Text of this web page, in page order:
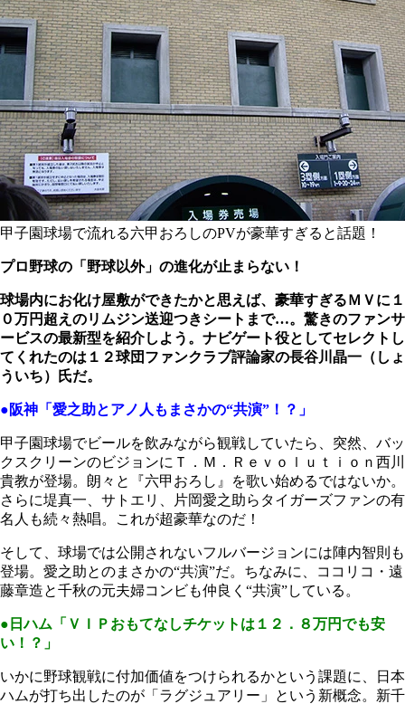
甲子園球場で流れる六甲おろしのPVが豪華すぎると話題！
プロ野球の「野球以外」の進化が止まらない！
球場内にお化け屋敷ができたかと思えば、豪華すぎるＭＶに１
０万円超えのリムジン送迎つきシートまで…。驚きのファンサ
ービスの最新型を紹介しよう。 ナビゲート役としてセレクトし
てくれたのは１２球団ファンクラブ評論家の長谷川晶一（しょ
ういち）氏だ。
●阪神「愛之助とアノ人もまさかの“共演”！？」
甲子園球場でビールを飲みながら観戦していたら、突然、バッ
クスクリーンのビジョンにＴ．Ｍ．Ｒｅｖｏｌｕｔｉｏｎ西川
貴教が登場。朗々と『六甲おろし』を歌い始めるではないか。
さらに堤真一、サトエリ、片岡愛之助らタイガーズファンの有
名人も続々熱唱。これが超豪華なのだ！
そして、球場では公開されないフルバージョンには陣内智則も
登場。愛之助とのまさかの“共演”だ。ちなみに、ココリコ・遠
藤章造と千秋の元夫婦コンビも仲良く“共演”している。
●日ハム「ＶＩＰおもてなしチケットは１２．８万円でも安
い！？」
いかに野球観戦に付加価値をつけられるかという課題に、日本
ハムが打ち出したのが「ラグジュアリー」という新概念。新千